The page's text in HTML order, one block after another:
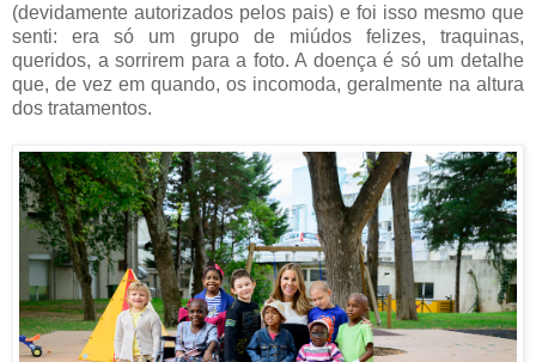
(devidamente autorizados pelos pais) e foi isso mesmo que
senti: era só um grupo de miúdos felizes, traquinas,
queridos, a sorrirem para a foto. A doença é só um detalhe
que, de vez em quando, os incomoda, geralmente na altura
dos tratamentos.